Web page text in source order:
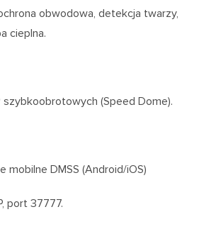
obwodowa, detekcja twarzy,
cieplna.
szybkoobrotowych (Speed Dome).
mobilne DMSS (Android/iOS)
port 37777.